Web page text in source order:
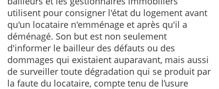
utilisent pour consigner l'état du logement avant
qu'un locataire n'emménage et après qu'il a
déménagé. Son but est non seulement
d'informer le bailleur des défauts ou des
dommages qui existaient auparavant, mais aussi
de surveiller toute dégradation qui se produit par
la faute du locataire, compte tenu de l’usure